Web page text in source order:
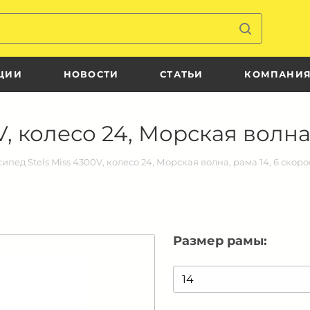
НОВОСТИ СТАТЬИ
колесо 24, Морская
Stels Miss 4300V, колесо 24, Морская волна, рама 14, 6
Размер рамы: